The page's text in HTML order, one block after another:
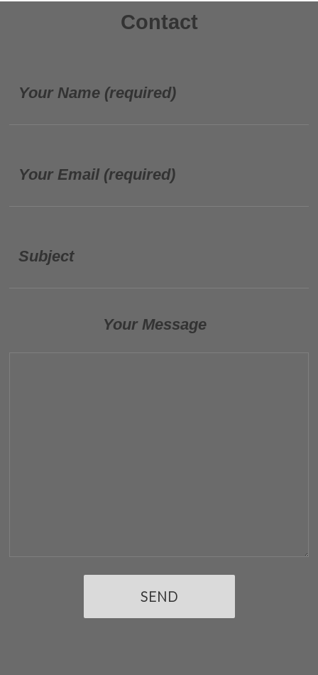
Contact
Your Name (required)
Your Email (required)
Subject
Your Message